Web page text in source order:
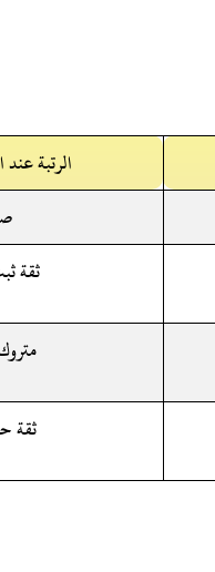
الرتبة
ثقة
ثقة